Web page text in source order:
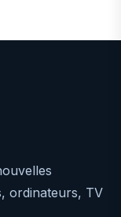
ordinateurs, TV